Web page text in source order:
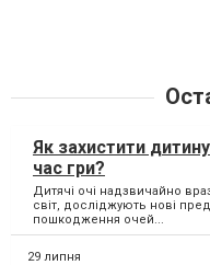
Як захистити
час гри?
Дитячі очі надзвичайно
світ, досліджують нові
пошкодження очей...
29 липня